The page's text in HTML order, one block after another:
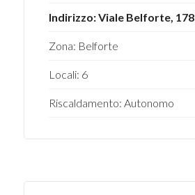
Indirizzo: Viale Belforte, 178
Zona: Belforte
Locali: 6
Riscaldamento: Autonomo
minimi
Qualsiasi